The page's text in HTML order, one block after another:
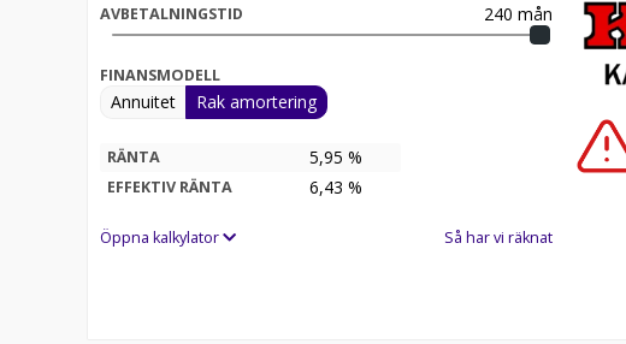
AVBETALNINGSTID 240 mån
FINANSMODELL
Annuitet Rak amortering
RÄNTA 5,95 %
EFFEKTIV RÄNTA 6,43 %
Öppna kalkylator Så har vi räknat